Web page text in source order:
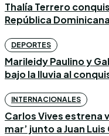
Thalía Terrero
República Dominicana
DEPORTES
Marileidy Paulino y
bajo la lluvia al
INTERNACIONALES
Carlos Vives estrena
mar’ junto a Juan Luis